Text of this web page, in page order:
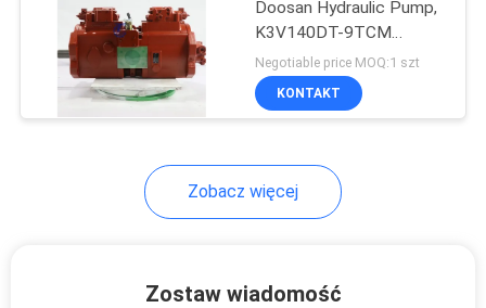
zestaw naprawczy
Doosan Hydraulic Pump,
K3V140DT-9TCM
KAWASAK Hydraulic
Products
Negotiable price MOQ:1 szt
KONTAKT
Zobacz więcej
Zostaw wiadomość